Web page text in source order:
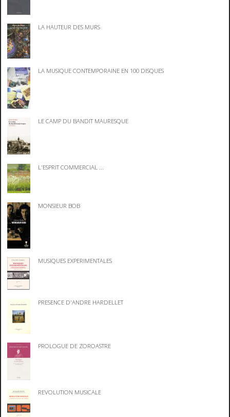
LA HAUTEUR DES MURS
LA MUSIQUE CONTEMPORAINE EN 100 DISQUES
LE CAMP DU BANDIT MAURESQUE
L'ESPRIT COMMERCIAL ...
MONSIEUR BOB
MUSIQUES EXPERIMENTALES
PRESENCE D'ANDRE HARDELLET
PROLOGUE DE ZOROASTRE
REVOLUTION MUSICALE